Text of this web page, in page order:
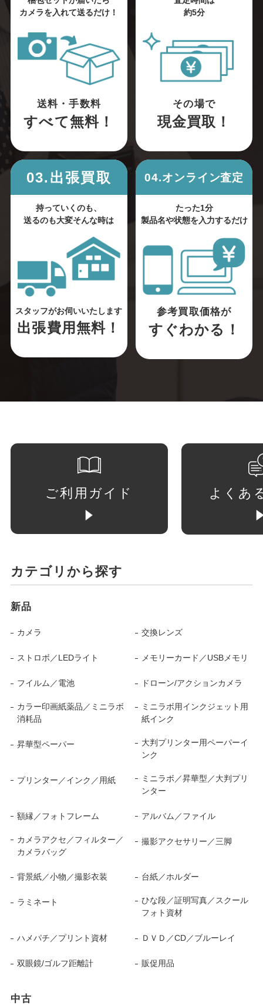
カメラを入れて送るだけ！
送料・手数料
すべて無料！
約5分
その場で
現金買取！
03.出張買取
持っていくのも、
送るのも大変そんな時は
スタッフがお伺いいたします
出張費用無料！
04.オンライン査定
たった1分
製品名や状態を入力するだけ
参考買取価格が
すぐわかる！
ご利用ガイド よくあ
カテゴリから探す
新品
カメラ 交換レンズ
ストロボ／LEDライト メモリーカード／USBメモリ
フイルム／電池 ドローン/アクションカメラ
カラー印画紙薬品／ミニラボ
消耗品
ミニラボ用インクジェット用
紙インク
昇華型ペーパー
大判プリンター用ペーパーイ
ンク
プリンター／インク／用紙
ミニラボ／昇華型／大判プリ
ンター
額縁／フォトフレーム アルバム／ファイル
カメラアクセ／フィルター／
カメラバッグ
撮影アクセサリー／三脚
背景紙／小物／撮影衣装 台紙／ホルダー
ラミネート
ひな段／証明写真／スクール
フォト資材
ハメパチ／プリント資材 ＤＶＤ／CD／ブルーレイ
双眼鏡/ゴルフ距離計 販促用品
中古